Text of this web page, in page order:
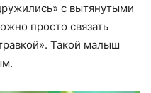
с вытянутыми
просто связать
Такой малыш